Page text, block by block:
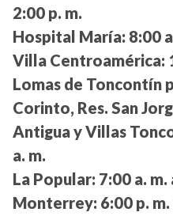
2:00 p. m.
Hospital María: 8:00
Villa Centroamérica:
Lomas de Toncontín
Corinto, Res. San
Antigua y Villas
a. m.
La Popular: 7:00 a. m.
Monterrey: 6:00 p.